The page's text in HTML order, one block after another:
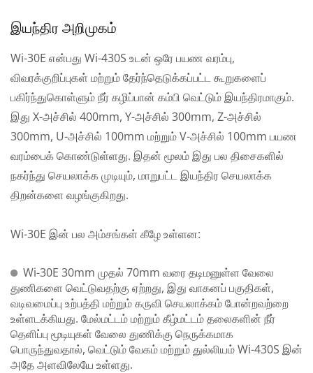
இயந்திர அறிமுகம்
Wi-30E என்பது Wi-430S உடன் ஒரே பயண வரம்பு,
விவரக்குறிப்புகள் மற்றும் தேர்ந்தெடுக்கப்பட்ட கூறுகளைப்
பகிர்ந்துகொள்ளும் நீர் கழிப்பான் கம்பி வெட்டும் இயந்திரமாகும்.
இது X-அச்சில் 400mm, Y-அச்சில் 300mm, Z-அச்சில்
300mm, U-அச்சில் 100mm மற்றும் V-அச்சில் 100mm பயண
வரம்பைக் கொண்டுள்ளது. இதன் மூலம் இது பல திசைகளில்
நகர்ந்து செயலாக்க முடியும், மாறுபட்ட இயந்திர செயலாக்க
திறன்களை வழங்குகிறது.
Wi-30E இன் பல அம்சங்கள் கீழே உள்ளன:
Wi-30E 30mm முதல் 70mm வரை தடிமனுள்ள வேலை
துணிகளை வெட்டுவதற்கு ஏற்றது, இது வாகனப் பகுதிகள்,
வடிவமைப்பு உற்பத்தி மற்றும் கருவி செயலாக்கம் போன்றவற்றை
உள்ளடக்கியது. மேல்மட்டம் மற்றும் கீழ்மட்டம் தலைகளின் நீர்
தெளிப்பு மூடியுகள் வேலை துணிக்கு நெருக்கமாக
பொருந்துவதால், வெட்டும் வேகம் மற்றும் துல்லியம் Wi-430S இன்
அதே அளவிலேயே உள்ளது.